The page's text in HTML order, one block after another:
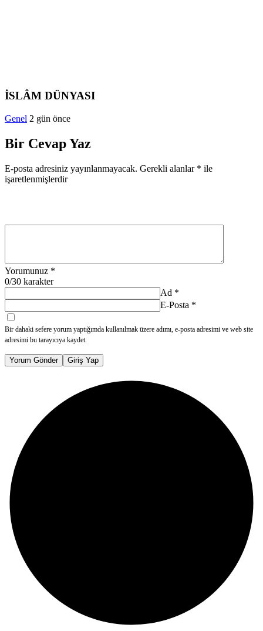
İSLÂM DÜNYASI
Genel 2 gün önce
Bir Cevap Yaz
E-posta adresiniz yayınlanmayacak. Gerekli alanlar * ile
işaretlenmişlerdir
Yorumunuz *
0/30 karakter
Ad *
E-Posta *
Bir dahaki sefere yorum yaptığımda kullanılmak üzere adımı, e-posta adresimi ve web site
adresimi bu tarayıcıya kaydet.
Yorum Gönder Giriş Yap